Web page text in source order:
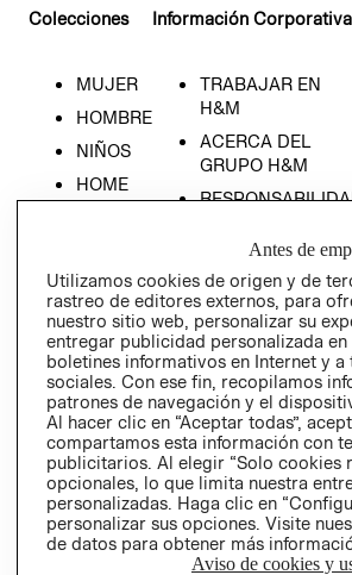
Colecciones
MUJER
HOMBRE
NIÑOS
HOME
Información Corporativa
TRABAJAR EN
H&M
ACERCA DEL
GRUPO H&M
PRENSA
RELACIÓN CON
INVERSIONISTAS
POLÍTICA
EMPRESARIAL
Antes de
Utilizamos cookies de origen y de
rastreo de editores externos, para
nuestro sitio web, personalizar su
entregar publicidad personalizada
boletines informativos en Internet y
sociales. Con ese fin, recopilamos
patrones de navegación y el
Al hacer clic en “Aceptar todas”,
compartamos esta información con
publicitarios. Al elegir “Solo cookies
opcionales, lo que limita nuestra
personalizadas. Haga clic en
personalizar sus opciones. Visite
de datos para obtener más
Aviso de cookies y